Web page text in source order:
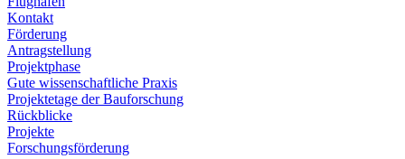
Kontakt
Förderung
Antragstellung
Projektphase
Gute wissenschaftliche Praxis
Projektetage der Bauforschung
Rückblicke
Projekte
Forschungsförderung